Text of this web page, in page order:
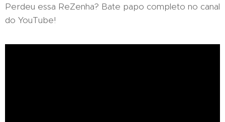
Perdeu essa ReZenha? Bate papo completo no canal
do YouTube!